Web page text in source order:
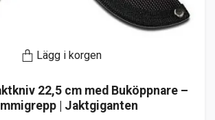
Lägg i korgen
22,5 cm med Buköppnare –
| Jaktgiganten